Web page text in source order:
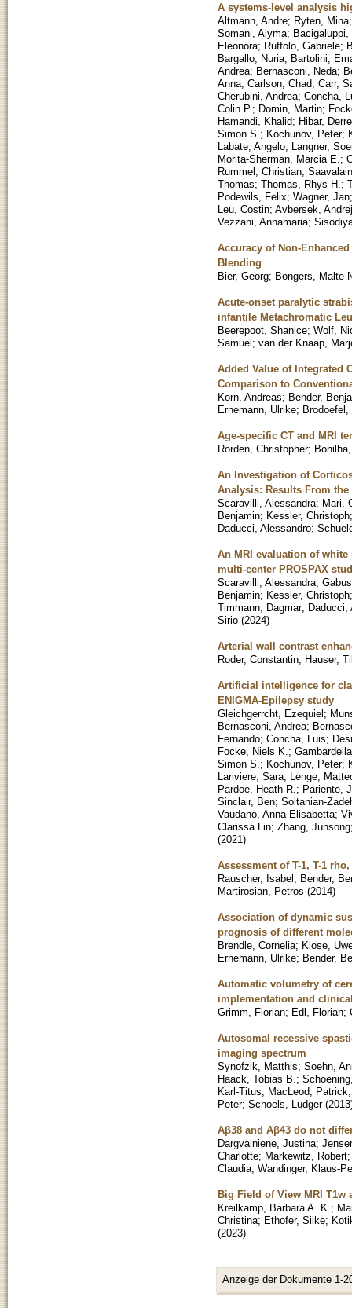
A systems-level analysis
Altmann, Andre; Ryten, Mina
Somani, Alyma; Bacigaluppi,
Eleonora; Ruffolo, Gabriele;
Bargallo, Nuria; Bartolini,
Andrea; Bernasconi, Neda;
Anna; Carlson, Chad; Carr,
Cherubini, Andrea; Concha,
Colin P. ; Domin, Martin;
Hamandi, Khalid; Hibar,
Simon S. ; Kochunov, Peter;
Labate, Angelo; Langner,
Morita-Sherman, Marcia E. ;
Rummel, Christian;
Thomas; Thomas, Rhys H. ;
Podewils, Felix; Wagner, Jan
Leu, Costin; Avbersek,
Vezzani, Annamaria;
Accuracy of Non-
Blending
Bier, Georg; Bongers, Malte
Acute-onset paralytic
infantile Metachromatic
Beerepoot, Shanice; Wolf,
Samuel; van der Knaap,
Added Value of Integrated
Comparison to
Korn, Andreas; Bender,
Ernemann, Ulrike; Brodoefel,
Age-specific CT and MRI
Rorden, Christopher;
An Investigation of
Analysis: Results From the
Scaravilli, Alessandra; Mari,
Benjamin; Kessler, Christoph
Daducci, Alessandro;
An MRI evaluation of
multi-center PROSPAX
Scaravilli, Alessandra;
Benjamin; Kessler, Christoph
Timmann, Dagmar; Daducci,
Sirio (2024)
Arterial wall contrast
Roder, Constantin; Hauser,
Artificial intelligence for
ENIGMA-Epilepsy study
Gleichgerrcht, Ezequiel;
Bernasconi, Andrea;
Fernando; Concha, Luis;
Focke, Niels K. ;
Simon S. ; Kochunov, Peter;
Lariviere, Sara; Lenge,
Pardoe, Heath R. ; Pariente,
Sinclair, Ben; Soltanian-
Vaudano, Anna Elisabetta;
Clarissa Lin; Zhang, Junsong
(2021)
Assessment of T-1, T-1
Rauscher, Isabel; Bender,
Martirosian, Petros (2014)
Association of dynamic
prognosis of different
Brendle, Cornelia; Klose,
Ernemann, Ulrike; Bender,
Automatic volumetry of
implementation and
Grimm, Florian; Edl, Florian;
Autosomal recessive
imaging spectrum
Synofzik, Matthis; Soehn,
Haack, Tobias B. ;
Karl-Titus; MacLeod, Patrick
Peter; Schoels, Ludger (2013
Aβ38 and Aβ43 do not
Dargvainiene, Justina;
Charlotte; Markewitz, Robert
Claudia; Wandinger, Klaus-
Big Field of View MRI T1w
Kreilkamp, Barbara A. K. ;
Christina; Ethofer, Silke;
(2023)
Anzeige der Dokumente 1-